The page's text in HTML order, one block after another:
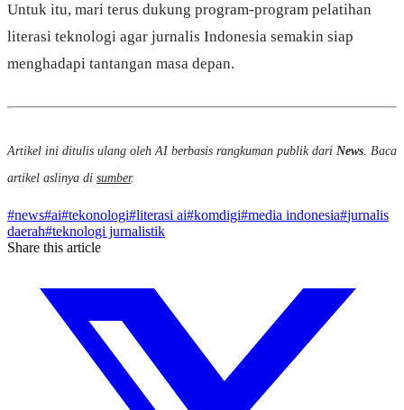
Untuk itu, mari terus dukung program-program pelatihan
literasi teknologi agar jurnalis Indonesia semakin siap
menghadapi tantangan masa depan.
Artikel ini ditulis ulang oleh AI berbasis rangkuman publik dari News. Baca
artikel aslinya di sumber.
#news#ai#tekonologi#literasi ai#komdigi#media indonesia#jurnalis
daerah#teknologi jurnalistik
Share this article